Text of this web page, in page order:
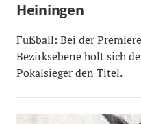
Heiningen
Fußball: Bei der
Bezirksebene holt sich
Pokalsieger den Titel.